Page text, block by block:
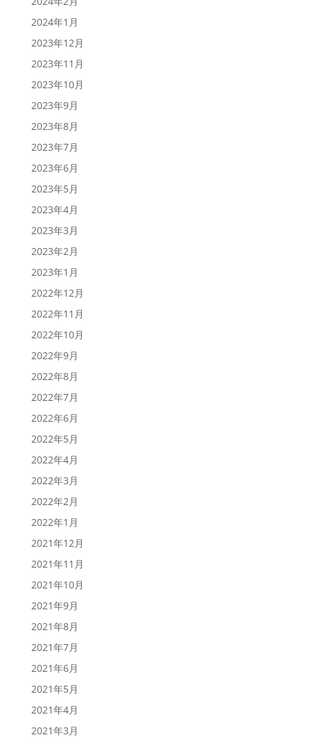
2024年1月
2023年12月
2023年11月
2023年10月
2023年9月
2023年8月
2023年7月
2023年6月
2023年5月
2023年4月
2023年3月
2023年2月
2023年1月
2022年12月
2022年11月
2022年10月
2022年9月
2022年8月
2022年7月
2022年6月
2022年5月
2022年4月
2022年3月
2022年2月
2022年1月
2021年12月
2021年11月
2021年10月
2021年9月
2021年8月
2021年7月
2021年6月
2021年5月
2021年4月
2021年3月